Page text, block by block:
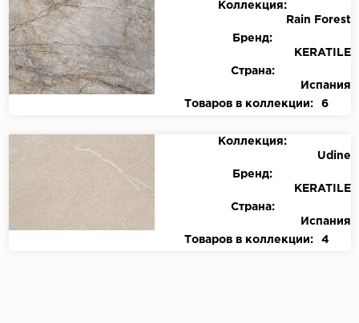
Коллекция:
Rain Forest
Бренд:
KERATILE
Страна:
Испания
Товаров в коллекции:
6
Коллекция:
Udine
Бренд:
KERATILE
Страна:
Испания
Товаров в коллекции:
4